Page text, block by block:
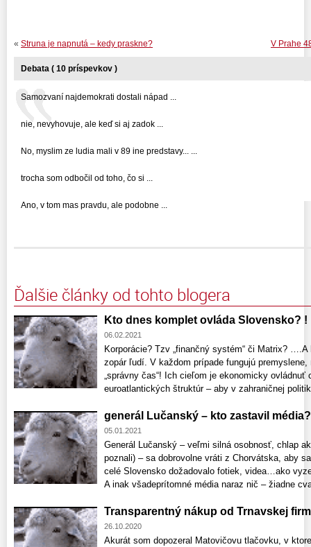
V Prahe
« Struna je napnutá – kedy praskne?
Debata ( 10 príspevkov )
Samozvaní najdemokrati dostali nápad ...
nie, nevyhovuje, ale keď si aj zadok ...
No, myslim ze ludia mali v 89 ine predstavy... ...
trocha som odbočil od toho, čo si ...
Ano, v tom mas pravdu, ale podobne ...
Ďalšie články od tohto blogera
Kto dnes komplet ovláda Slovensko? !
06.02.2021
Korporácie? Tzv „finančný systém“ či Matrix?
zopár ľudí. V každom prípade fungujú
„správny čas“! Ich cieľom je ekonomicky
euroatlantických štruktúr – aby v zahraničnej
generál Lučanský – kto zastavil
05.01.2021
Generál Lučanský – veľmi silná osobnosť, chlap
poznali) – sa dobrovolne vráti z Chorvátska, aby
celé Slovensko dožadovalo fotiek, videa…ako
A inak všadeprítomné média naraz nič – žiadne
Transparentný nákup od Trnavskej
26.10.2020
Akurát som dopozeral Matovičovu tlačovku, v